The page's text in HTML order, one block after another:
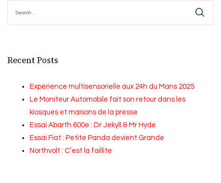
for:
Recent Posts
Expérience multisensorielle aux 24h du Mans 2025
Le Moniteur Automobile fait son retour dans les
kiosques et maisons de la presse
Essai Abarth 600e : Dr Jekyll & Mr Hyde
Essai Fiat : Petite Panda devient Grande
Northvolt : C’est la faillite